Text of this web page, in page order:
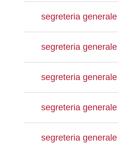
segreteria generale
segreteria generale
segreteria generale
segreteria generale
segreteria generale